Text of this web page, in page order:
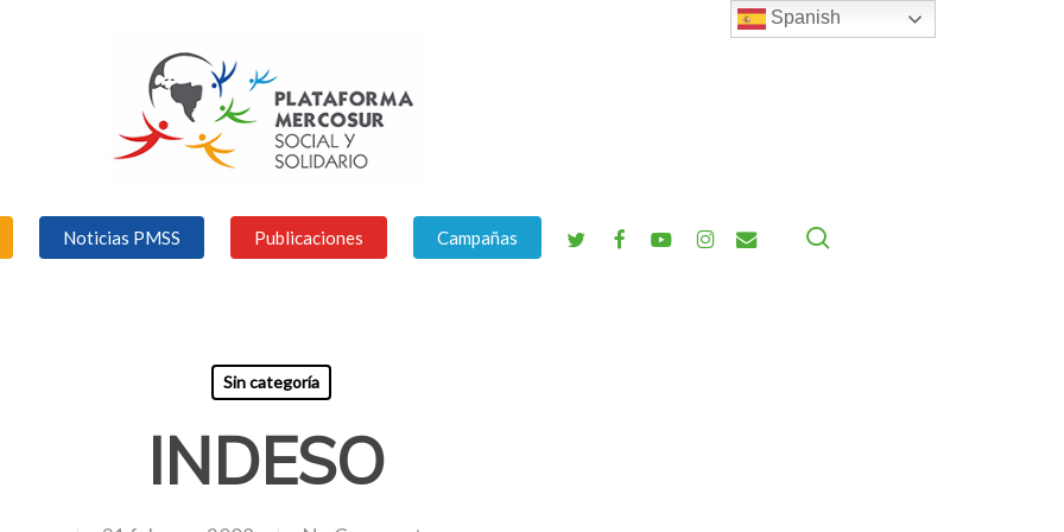
Noticias PMSS Publicaciones Campañas twitter facebookyoutubeinstagram
email
Sin categoría
INDESO
Spanish